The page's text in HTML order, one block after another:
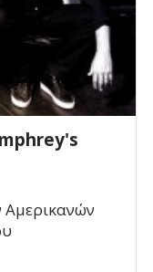
Αμερικανών